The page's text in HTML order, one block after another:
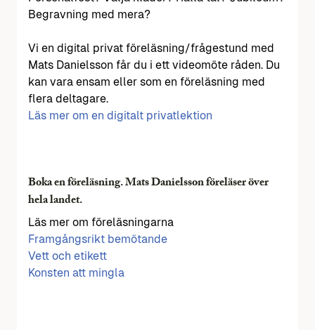
Begravning med mera?
Vi en digital privat föreläsning/frågestund med
Mats Danielsson får du i ett videomöte råden. Du
kan vara ensam eller som en föreläsning med
flera deltagare.
Läs mer om en digitalt privatlektion
Boka en föreläsning. Mats Danielsson föreläser över
hela landet.
Läs mer om föreläsningarna
Framgångsrikt bemötande
Vett och etikett
Konsten att mingla